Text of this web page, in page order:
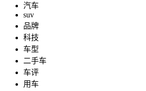
汽车
suv
品牌
科技
车型
二手车
车评
用车